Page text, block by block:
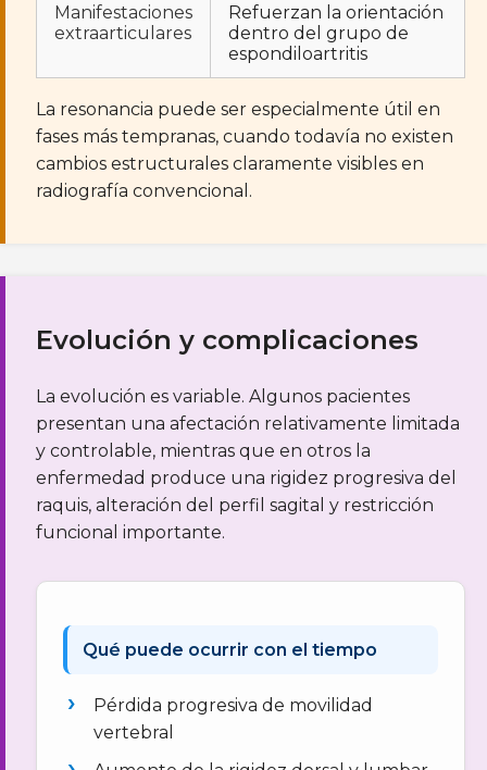
Manifestaciones
extraarticulares
Refuerzan la orientación
dentro del grupo de
espondiloartritis
La resonancia puede ser especialmente útil en
fases más tempranas, cuando todavía no existen
cambios estructurales claramente visibles en
radiografía convencional.
Evolución y complicaciones
La evolución es variable. Algunos pacientes
presentan una afectación relativamente limitada
y controlable, mientras que en otros la
enfermedad produce una rigidez progresiva del
raquis, alteración del perfil sagital y restricción
funcional importante.
Qué puede ocurrir con el tiempo
Pérdida progresiva de movilidad
vertebral